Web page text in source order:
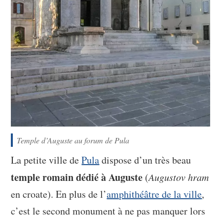
Temple d’Auguste au forum de Pula
La petite ville dePuladispose d’un très beau
temple romain dédié à Auguste (Augustov hram
en croate). En plus de l’amphithéâtre de la ville,
c’est le second monument à ne pas manquer lors